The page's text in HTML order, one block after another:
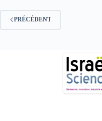
PRÉCÉDENT